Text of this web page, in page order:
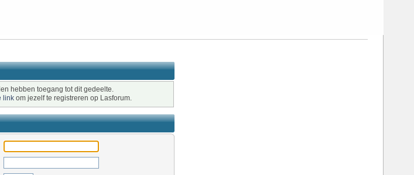
hebben toegang tot dit gedeelte.
link om jezelf te registreren op Lasforum.